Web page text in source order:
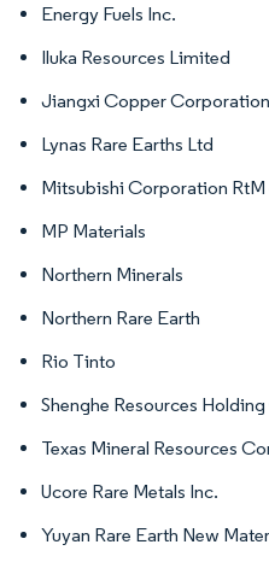
Energy Fuels Inc.
Iluka Resources Limited
Jiangxi Copper Corporation
Lynas Rare Earths Ltd
Mitsubishi Corporation RtM
MP Materials
Northern Minerals
Northern Rare Earth
Rio Tinto
Shenghe Resources
Texas Mineral Resources
Ucore Rare Metals Inc.
Yuyan Rare Earth New